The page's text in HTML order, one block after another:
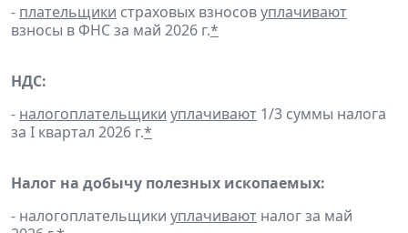
- плательщики страховых взносовуплачивают
взносы в ФНС за май 2026 г.*
НДС:
- налогоплательщики уплачивают 1/3 суммы налога
за I квартал 2026 г.*
Налог на добычу полезных ископаемых:
- налогоплательщики уплачивают налог за май